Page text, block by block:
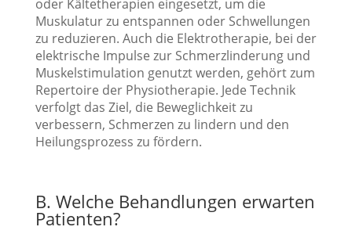
oder Kältetherapien eingesetzt, um die
Muskulatur zu entspannen oder Schwellungen
zu reduzieren. Auch die Elektrotherapie, bei der
elektrische Impulse zur Schmerzlinderung und
Muskelstimulation genutzt werden, gehört zum
Repertoire der Physiotherapie. Jede Technik
verfolgt das Ziel, die Beweglichkeit zu
verbessern, Schmerzen zu lindern und den
Heilungsprozess zu fördern.
B. Welche Behandlungen erwarten
Patienten?